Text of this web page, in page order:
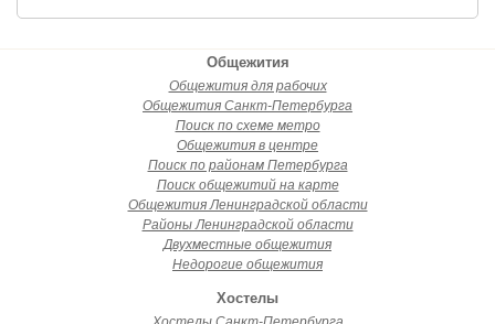
Общежития
Общежития для рабочих
Общежития Санкт-Петербурга
Поиск по схеме метро
Общежития в центре
Поиск по районам Петербурга
Поиск общежитий на карте
Общежития Ленинградской области
Районы Ленинградской области
Двухместные общежития
Недорогие общежития
Хостелы